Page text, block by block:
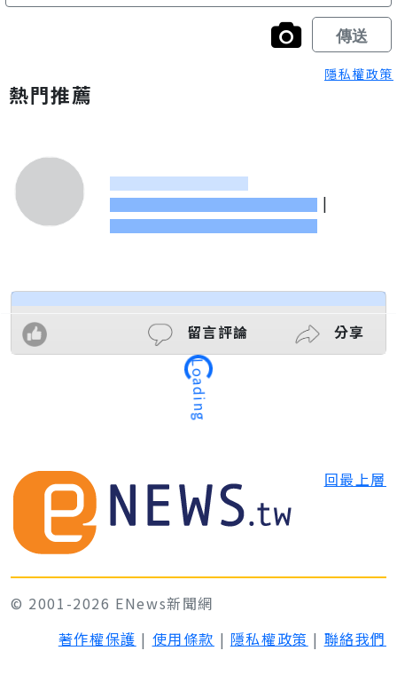
隱私權政策
熱門推薦
|
留言評論 分享
Loading
回最上層
© 2001-2026 ENews新聞網
著作權保護 | 使用條款 | 隱私權政策 | 聯絡我們